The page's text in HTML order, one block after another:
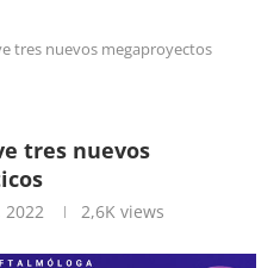
tres nuevos megaproyectos
tres nuevos
2022 2,6K views